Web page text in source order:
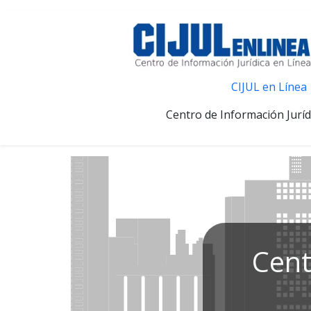
CIJUL en Línea
Centro de Información